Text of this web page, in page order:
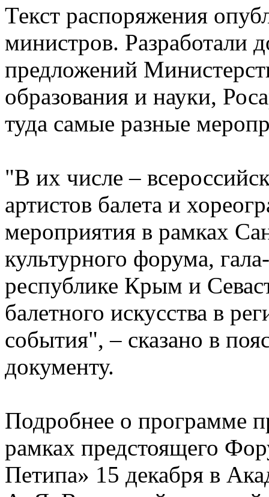
Текст распоряжения
министров. Разработали
предложений
образования и науки,
туда самые разные
"В их числе –
артистов балета и
мероприятия в рамках
культурного форума,
республике Крым и
балетного искусства в
события", – сказано в
документу.
Подробнее о программе
рамках предстоящего
Петипа» 15 декабря в